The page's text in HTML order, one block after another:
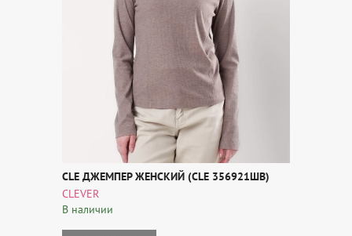
CLE ДЖЕМПЕР ЖЕНСКИЙ (CLE 356921ШВ)
CLEVER
В наличии